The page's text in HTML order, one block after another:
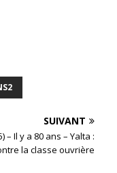
SUIVANT
– Il y a 80 ans – Yalta :
la classe ouvrière